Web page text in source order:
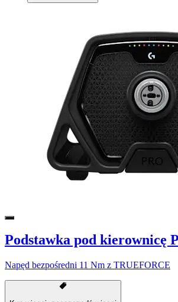
Podstawka pod kierownicę
Napęd bezpośredni 11 Nm z TRUEFORCE